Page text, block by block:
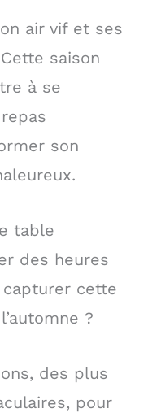
air vif et ses
saison
à se
son
table
des heures
cette
?
des plus
pour